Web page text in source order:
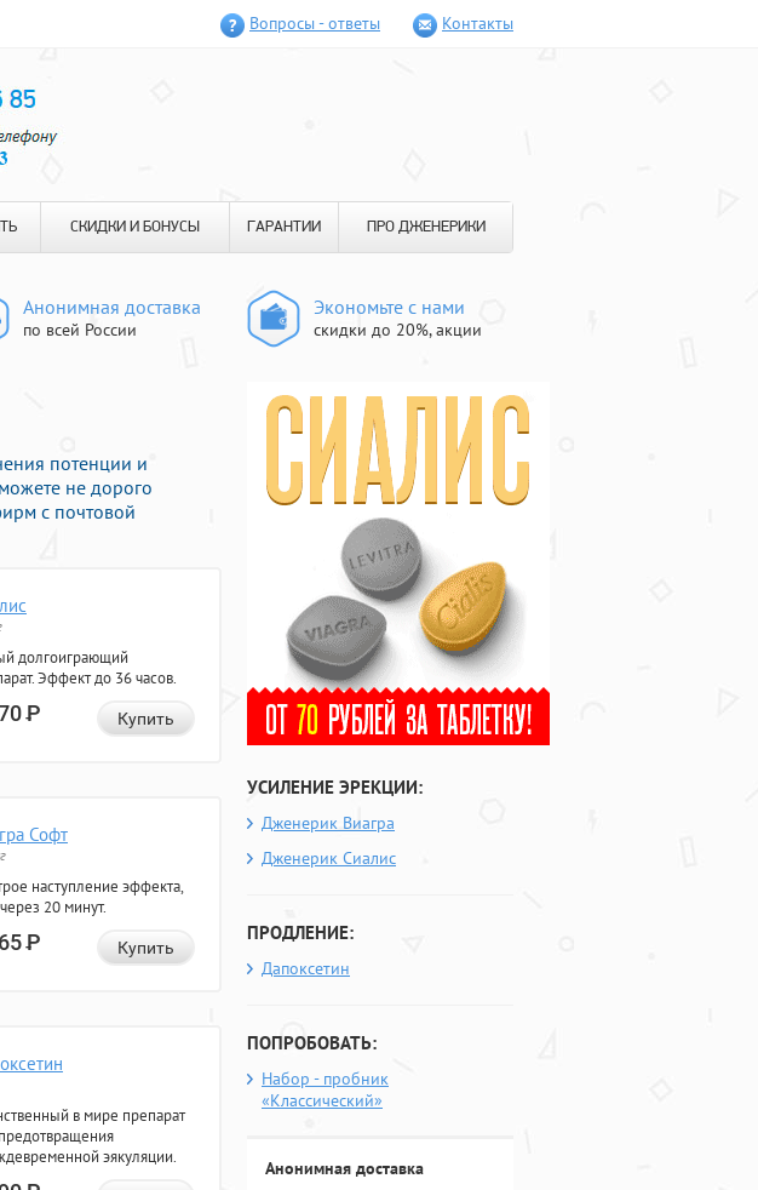
Вопросы - ответы Контакты
СКИДКИ И БОНУСЫ ГАРАНТИИ ПРО ДЖЕНЕРИКИ
Анонимная доставка
по всей России
Экономьте с нами
скидки до 20%, акции
потенции и
не дорого
с почтовой
долгоиграющий
Эффект до 36 часов.
Р Купить
Софт
наступление эффекта,
20 минут.
Р Купить
в мире препарат
эякуляции.
УСИЛЕНИЕ ЭРЕКЦИИ:
Дженерик Виагра
Дженерик Сиалис
ПРОДЛЕНИЕ:
Дапоксетин
ПОПРОБОВАТЬ:
Набор - пробник
«Классический»
Анонимная доставка